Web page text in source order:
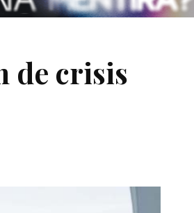
de crisis